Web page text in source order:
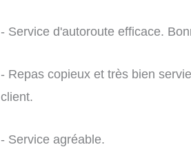
- Service d'autoroute efficace.
- Repas copieux et très bien
client.
- Service agréable.